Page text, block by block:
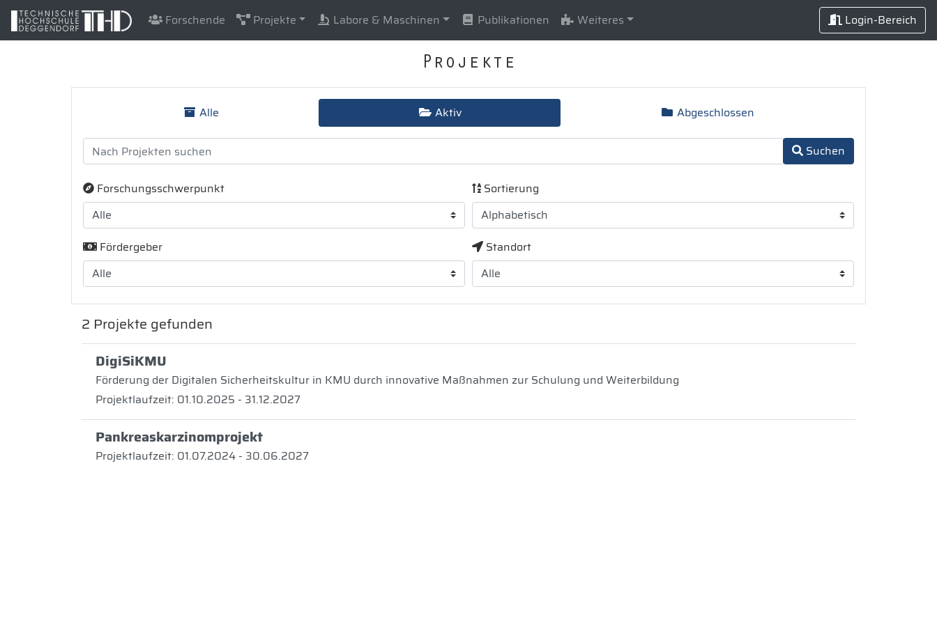
Forschende Projekte Labore & Maschinen Publikationen Weiteres Login-Bereich
Projekte
Alle Aktiv Abgeschlossen
Suchen
Forschungsschwerpunkt Sortierung
Fördergeber Standort
2 Projekte gefunden
DigiSiKMU
Förderung der Digitalen Sicherheitskultur in KMU durch innovative Maßnahmen zur Schulung und Weiterbildung
Projektlaufzeit: 01.10.2025 - 31.12.2027
Pankreaskarzinomprojekt
Projektlaufzeit: 01.07.2024 - 30.06.2027